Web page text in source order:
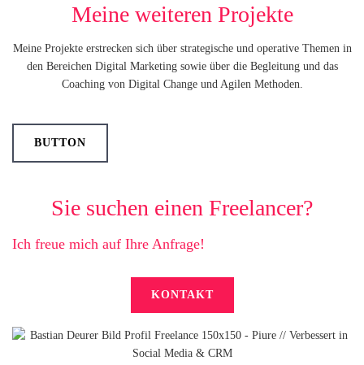
Meine weiteren Projekte
Meine Projekte erstrecken sich über strategische und operative Themen in
den Bereichen Digital Marketing sowie über die Begleitung und das
Coaching von Digital Change und Agilen Methoden.
BUTTON
Sie suchen einen Freelancer?
Ich freue mich auf Ihre Anfrage!
KONTAKT